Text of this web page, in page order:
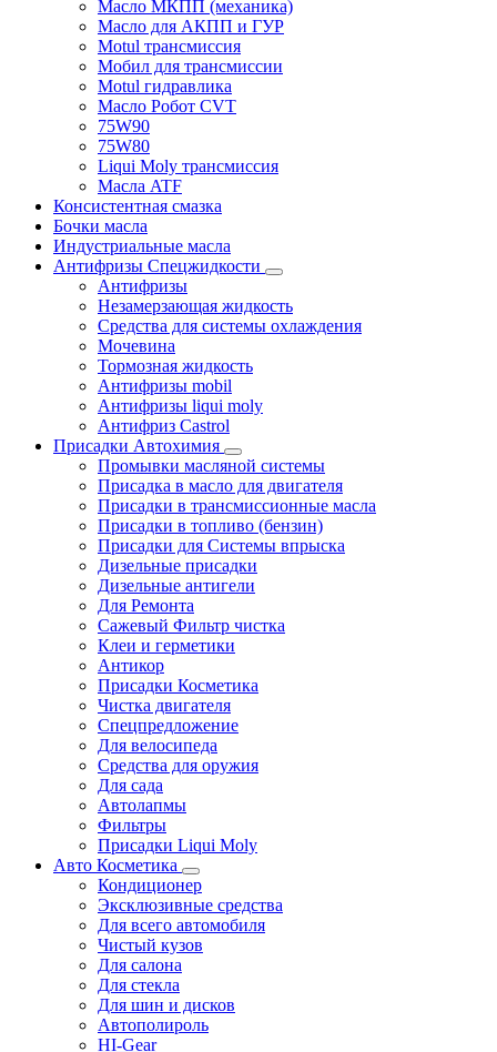
Масло МКПП (механика)
Масло для АКПП и ГУР
Motul трансмиссия
Мобил для трансмиссии
Motul гидравлика
Масло Робот CVT
75W90
75W80
Liqui Moly трансмиссия
Масла ATF
Консистентная смазка
Бочки масла
Индустриальные масла
Антифризы Спецжидкости
Антифризы
Незамерзающая жидкость
Средства для системы охлаждения
Мочевина
Тормозная жидкость
Антифризы mobil
Антифризы liqui moly
Антифриз Castrol
Присадки Автохимия
Промывки масляной системы
Присадка в масло для двигателя
Присадки в трансмиссионные масла
Присадки в топливо (бензин)
Присадки для Системы впрыска
Дизельные присадки
Дизельные антигели
Для Ремонта
Сажевый Фильтр чистка
Клеи и герметики
Антикор
Присадки Косметика
Чистка двигателя
Спецпредложение
Для велосипеда
Средства для оружия
Для сада
Автолапмы
Фильтры
Присадки Liqui Moly
Авто Косметика
Кондиционер
Эксклюзивные средства
Для всего автомобиля
Чистый кузов
Для салона
Для стекла
Для шин и дисков
Автополироль
HI-Gear